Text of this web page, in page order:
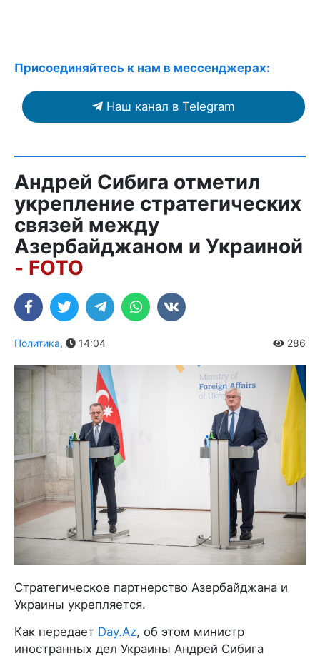
Присоединяйтесь к нам в мессенджерах:
Наш канал в Telegram
Андрей Сибига отметил
укрепление стратегических
связей между
Азербайджаном и Украиной
- FOTO
Политика, 14:04 286
Стратегическое партнерство Азербайджана и
Украины укрепляется.
Как передает Day.Az, об этом министр
иностранных дел Украины Андрей Сибига